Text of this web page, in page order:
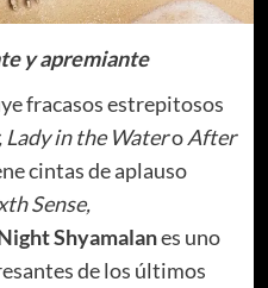
y apremiante
fracasos estrepitosos
Lady in the WateroAfter
cintas de aplauso
Sense,
Shyamalanes uno
de los últimos